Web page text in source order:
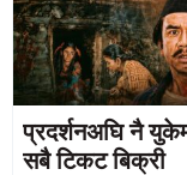
प्रदर्शनअघि नै
सबै टिकट बिक्री